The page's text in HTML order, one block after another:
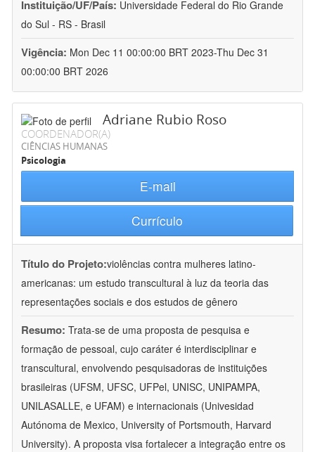
Instituição/UF/País: Universidade Federal do Rio Grande
do Sul - RS - Brasil
Vigência: Mon Dec 11 00:00:00 BRT 2023-Thu Dec 31
00:00:00 BRT 2026
Adriane Rubio Roso
COORDENADOR(A)
CIÊNCIAS HUMANAS
Psicologia
E-mail
Currículo
Título do Projeto:violências contra mulheres latino-
americanas: um estudo transcultural à luz da teoria das
representações sociais e dos estudos de gênero
Resumo: Trata-se de uma proposta de pesquisa e
formação de pessoal, cujo caráter é interdisciplinar e
transcultural, envolvendo pesquisadoras de instituições
brasileiras (UFSM, UFSC, UFPel, UNISC, UNIPAMPA,
UNILASALLE, e UFAM) e internacionais (Univesidad
Autónoma de Mexico, University of Portsmouth, Harvard
University). A proposta visa fortalecer a integração entre os